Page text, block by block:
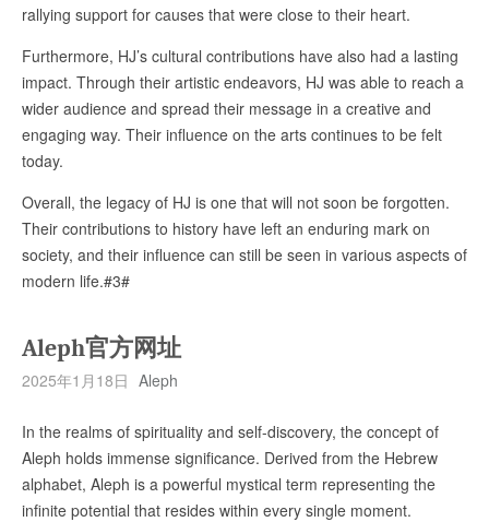
rallying support for causes that were close to their heart.
Furthermore, HJ’s cultural contributions have also had a lasting
impact. Through their artistic endeavors, HJ was able to reach a
wider audience and spread their message in a creative and
engaging way. Their influence on the arts continues to be felt
today.
Overall, the legacy of HJ is one that will not soon be forgotten.
Their contributions to history have left an enduring mark on
society, and their influence can still be seen in various aspects of
modern life.#3#
Aleph官方网址
2025年1月18日 Aleph
In the realms of spirituality and self-discovery, the concept of
Aleph holds immense significance. Derived from the Hebrew
alphabet, Aleph is a powerful mystical term representing the
infinite potential that resides within every single moment.